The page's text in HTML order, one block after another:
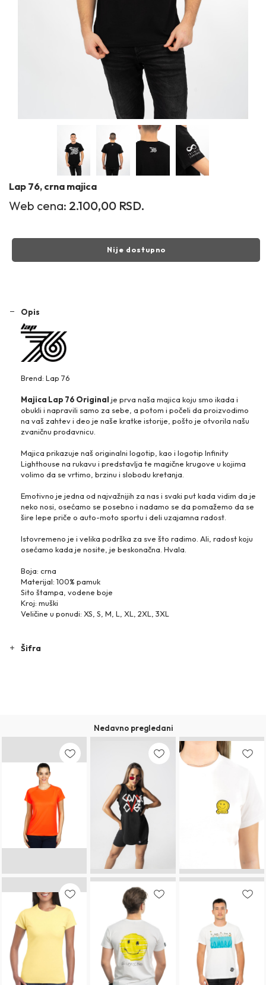
Lap 76, crna majica
Web cena: 2.100,00 RSD.
Nije dostupno
Opis
Brend: Lap 76
Majica Lap 76 Original je prva naša majica koju smo ikada i
obukli i napravili samo za sebe, a potom i počeli da proizvodimo
na vaš zahtev i deo je naše kratke istorije, pošto je otvorila našu
zvaničnu prodavnicu.
Majica prikazuje naš originalni logotip, kao i logotip Infinity
Lighthouse na rukavu i predstavlja te magične krugove u kojima
volimo da se vrtimo, brzinu i slobodu kretanja.
Emotivno je jedna od najvažnijih za nas i svaki put kada vidim da je
neko nosi, osećamo se posebno i nadamo se da pomažemo da se
šire lepe priče o auto-moto sportu i deli uzajamna radost.
Istovremeno je i velika podrška za sve što radimo. Ali, radost koju
osećamo kada je nosite, je beskonačna. Hvala.
Boja: crna
Materijal: 100% pamuk
Sito štampa, vodene boje
Kroj: muški
Veličine u ponudi: XS, S, M, L, XL, 2XL, 3XL
Šifra
Nedavno pregledani